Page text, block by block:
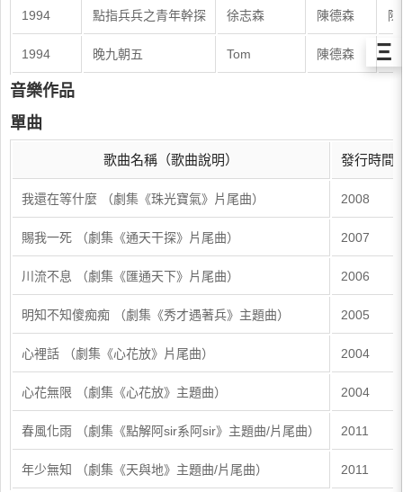
1994 點指兵兵之青年幹探 徐志森 陳德森
1994 晚九朝五 Tom 陳德森
音樂作品
單曲
歌曲名稱（歌曲說明） 發行時間
我還在等什麼 （劇集《珠光寶氣》片尾曲） 2008
賜我一死 （劇集《通天干探》片尾曲） 2007
川流不息 （劇集《匯通天下》片尾曲） 2006
明知不知傻痴痴 （劇集《秀才遇著兵》主題曲） 2005
心裡話 （劇集《心花放》片尾曲） 2004
心花無限 （劇集《心花放》主題曲） 2004
春風化雨 （劇集《點解阿sir系阿sir》主題曲/片尾曲） 2011
年少無知 （劇集《天與地》主題曲/片尾曲） 2011
Ξ